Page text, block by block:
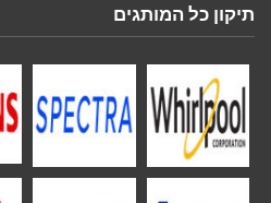
תיקון כל המותגים